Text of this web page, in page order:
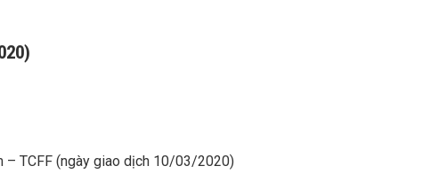
– TCFF (ngày giao dịch 10/03/2020)